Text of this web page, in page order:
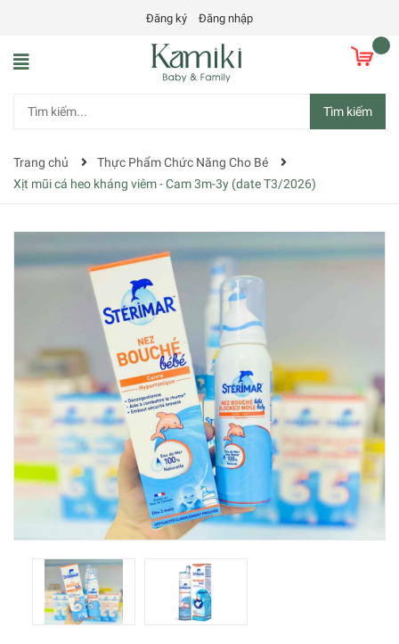
Đăng ký Đăng nhập
Tìm kiếm
Trang chủ
Thực Phẩm Chức Năng Cho Bé
Xịt mũi cá heo kháng viêm - Cam 3m-3y (date T3/2026)